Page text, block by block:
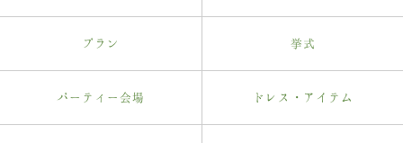
プラン 挙式
パーティー会場 ドレス・アイテム